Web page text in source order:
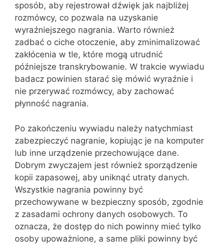
sposób, aby rejestrował dźwięk jak najbliżej
rozmówcy, co pozwala na uzyskanie
wyraźniejszego nagrania. Warto również
zadbać o ciche otoczenie, aby zminimalizować
zakłócenia w tle, które mogą utrudnić
późniejsze transkrybowanie. W trakcie wywiadu
badacz powinien starać się mówić wyraźnie i
nie przerywać rozmówcy, aby zachować
płynność nagrania.
Po zakończeniu wywiadu należy natychmiast
zabezpieczyć nagranie, kopiując je na komputer
lub inne urządzenie przechowujące dane.
Dobrym zwyczajem jest również sporządzenie
kopii zapasowej, aby uniknąć utraty danych.
Wszystkie nagrania powinny być
przechowywane w bezpieczny sposób, zgodnie
z zasadami ochrony danych osobowych. To
oznacza, że dostęp do nich powinny mieć tylko
osoby upoważnione, a same pliki powinny być